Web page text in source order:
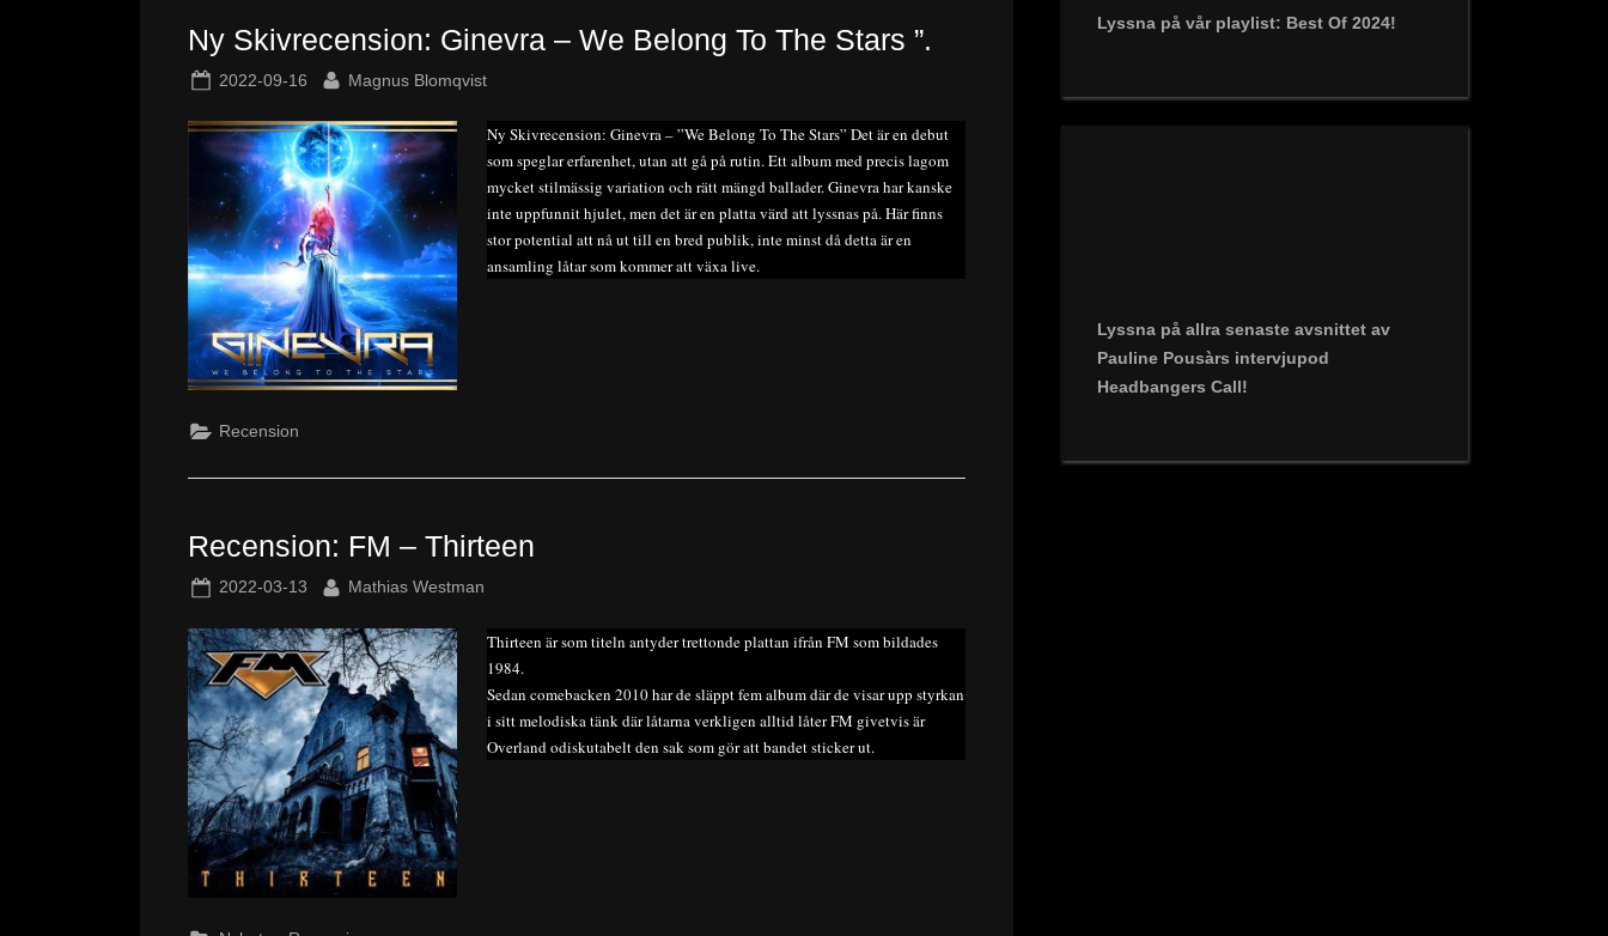
Ny Skivrecension: Ginevra – We Belong To The Stars ”.
Posted
2022-09-16 By
Magnus Blomqvist
Ny Skivrecension: Ginevra – ”We Belong To The Stars” Det är en debut
som speglar erfarenhet, utan att gå på rutin. Ett album med precis lagom
mycket stilmässig variation och rätt mängd ballader. Ginevra har kanske
inte uppfunnit hjulet, men det är en platta värd att lyssnas på. Här finns
stor potential att nå ut till en bred publik, inte minst då detta är en
ansamling låtar som kommer att växa live.
Recension
Recension: FM – Thirteen
Posted
2022-03-13 By
Mathias Westman
Thirteen är som titeln antyder trettonde plattan ifrån FM som bildades
1984.
Sedan comebacken 2010 har de släppt fem album där de visar upp styrkan
i sitt melodiska tänk där låtarna verkligen alltid låter FM givetvis är
Overland odiskutabelt den sak som gör att bandet sticker ut.
Lyssna på vår playlist: Best Of 2024!
Lyssna på allra senaste avsnittet av
Pauline Pousàrs intervjupod
Headbangers Call!